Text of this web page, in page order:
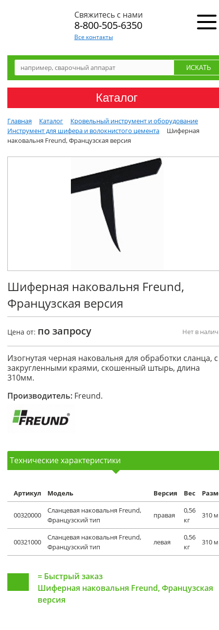
Свяжитесь с нами
8-800-505-6350
Все контакты
Каталог
Главная Каталог
Кровельный инструмент и оборудование
Инструмент для шифера и волокнистого цемента
Шиферная
наковальня Freund, Французская версия
Шиферная наковальня Freund,
Французская версия
Цена от: по запросу Нет в
Изогнутая черная наковальня для обработки сланца, с
закругленными краями, скошенный штырь, длина
310мм.
Производитель: Freund.
Технические характеристики
Артикул Модель Версия Вес
00320000
Сланцевая наковальня Freund,
Французский тип
правая
0,56
кг
310
00321000
Сланцевая наковальня Freund,
Французский тип
левая
0,56
кг
310
= Быстрый заказ
Шиферная наковальня Freund, Французская
версия